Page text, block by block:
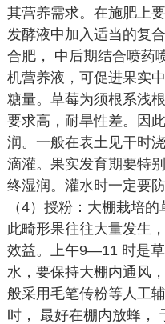
其营养需求。在施肥上
发酵液中加入适当的复
合肥， 中后期结合喷药
机营养液，可促进果实
糖量。草莓为须根系浅
要求高，耐旱性差。因
润。一般在表土见干时
滴灌。果实发育期要特
终湿润。灌水时一定要
（4）授粉：大棚栽培
此畸形果往往大量发生
效益。上午9—11 时是
水，要保持大棚内通风
般采用毛笔传粉等人工
时， 最好在棚内放蜂，